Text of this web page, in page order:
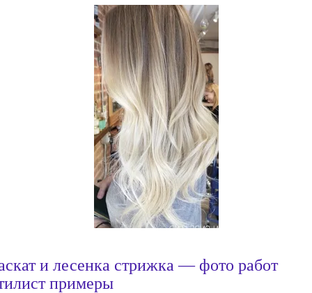
и лесенка стрижка — фото работ
примеры